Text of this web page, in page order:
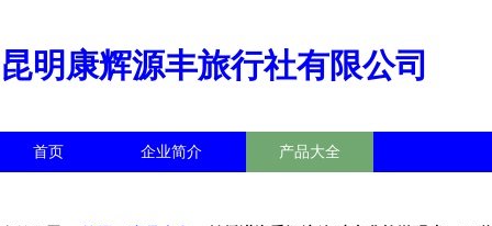
昆明康辉源丰旅行社有限公司
首页 企业简介 产品大全